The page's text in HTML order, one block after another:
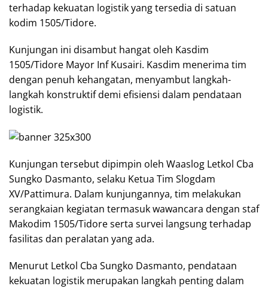
terhadap kekuatan logistik yang tersedia di satuan
kodim 1505/Tidore.
Kunjungan ini disambut hangat oleh Kasdim
1505/Tidore Mayor Inf Kusairi. Kasdim menerima tim
dengan penuh kehangatan, menyambut langkah-
langkah konstruktif demi efisiensi dalam pendataan
logistik.
Kunjungan tersebut dipimpin oleh Waaslog Letkol Cba
Sungko Dasmanto, selaku Ketua Tim Slogdam
XV/Pattimura. Dalam kunjungannya, tim melakukan
serangkaian kegiatan termasuk wawancara dengan staf
Makodim 1505/Tidore serta survei langsung terhadap
fasilitas dan peralatan yang ada.
Menurut Letkol Cba Sungko Dasmanto, pendataan
kekuatan logistik merupakan langkah penting dalam